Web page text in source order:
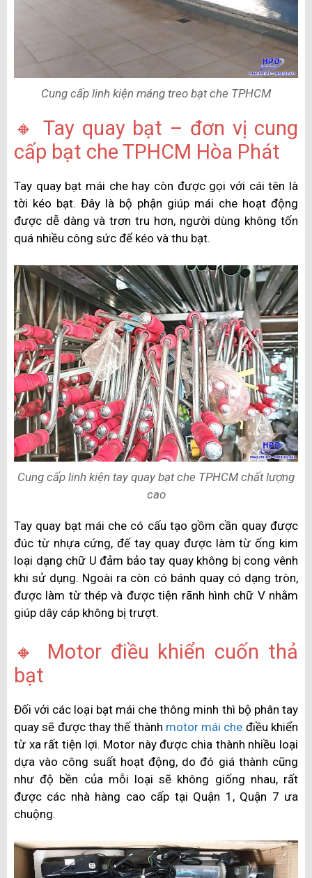
Cung cấp linh kiện máng treo bạt che TPHCM
🔸 Tay quay bạt – đơn vị cung
cấp bạt che TPHCM Hòa Phát
Tay quay bạt mái che hay còn được gọi với cái tên là
tời kéo bạt. Đây là bộ phận giúp mái che hoạt động
được dễ dàng và trơn tru hơn, người dùng không tốn
quá nhiều công sức để kéo và thu bạt.
Cung cấp linh kiện tay quay bạt che TPHCM chất lượng
cao
Tay quay bạt mái che có cấu tạo gồm cần quay được
đúc từ nhựa cứng, đế tay quay được làm từ ống kim
loại dạng chữ U đảm bảo tay quay không bị cong vênh
khi sử dụng. Ngoài ra còn có bánh quay có dạng tròn,
được làm từ thép và được tiện rãnh hình chữ V nhằm
giúp dây cáp không bị trượt.
🔸 Motor điều khiển cuốn thả
bạt
Đối với các loại bạt mái che thông minh thì bộ phân tay
quay sẽ được thay thế thành motor mái che điều khiển
từ xa rất tiện lợi. Motor này được chia thành nhiều loại
dựa vào công suất hoạt động, do đó giá thành cũng
như độ bền của mỗi loại sẽ không giống nhau, rất
được các nhà hàng cao cấp tại Quận 1, Quận 7 ưa
chuộng.